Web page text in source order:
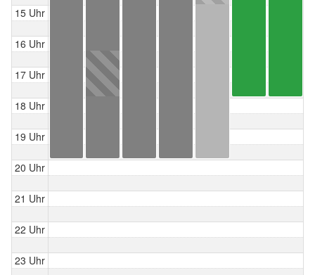
15 Uhr
16 Uhr
17 Uhr
18 Uhr
19 Uhr
20 Uhr
21 Uhr
22 Uhr
23 Uhr